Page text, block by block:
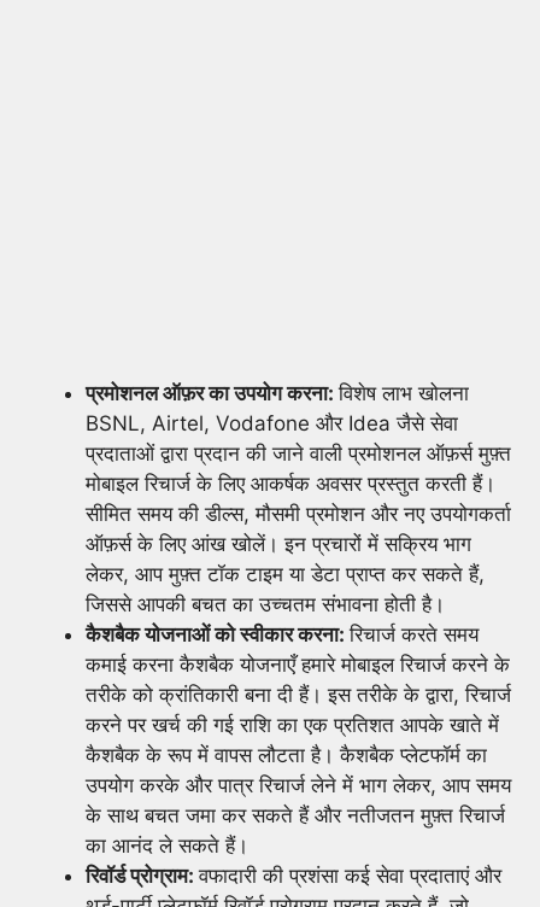
प्रमोशनल ऑफ़र का उपयोग करना:विशेष लाभ खोलना
BSNL, Airtel, Vodafone और Idea जैसे सेवा
प्रदाताओं द्वारा प्रदान की जाने वाली प्रमोशनल ऑफ़र्स मुफ़्त
मोबाइल रिचार्ज के लिए आकर्षक अवसर प्रस्तुत करती हैं।
सीमित समय की डील्स, मौसमी प्रमोशन और नए उपयोगकर्ता
ऑफ़र्स के लिए आंख खोलें। इन प्रचारों में सक्रिय भाग
लेकर, आप मुफ़्त टॉक टाइम या डेटा प्राप्त कर सकते हैं,
जिससे आपकी बचत का उच्चतम संभावना होती है।
कैशबैक योजनाओं को स्वीकार करना:रिचार्ज करते समय
कमाई करना कैशबैक योजनाएँ हमारे मोबाइल रिचार्ज करने के
तरीके को क्रांतिकारी बना दी हैं। इस तरीके के द्वारा, रिचार्ज
करने पर खर्च की गई राशि का एक प्रतिशत आपके खाते में
कैशबैक के रूप में वापस लौटता है। कैशबैक प्लेटफॉर्म का
उपयोग करके और पात्र रिचार्ज लेने में भाग लेकर, आप समय
के साथ बचत जमा कर सकते हैं और नतीजतन मुफ़्त रिचार्ज
का आनंद ले सकते हैं।
रिवॉर्ड प्रोग्राम:वफादारी की प्रशंसा कई सेवा प्रदाताएं और